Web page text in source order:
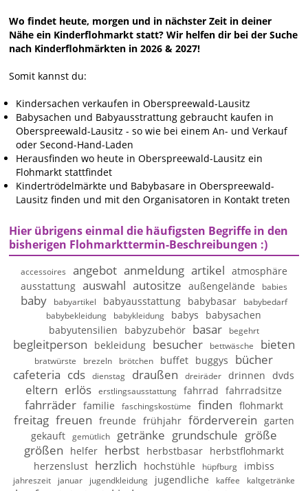
Wo findet heute, morgen und in nächster Zeit in deiner
Nähe ein Kinderflohmarkt statt? Wir helfen dir bei der Suche
nach Kinderflohmärkten in 2026 & 2027!
Somit kannst du:
Kindersachen verkaufen in Oberspreewald-Lausitz
Babysachen und Babyausstrattung gebraucht kaufen in
Oberspreewald-Lausitz - so wie bei einem An- und Verkauf
oder Second-Hand-Laden
Herausfinden wo heute in Oberspreewald-Lausitz ein
Flohmarkt stattfindet
Kindertrödelmärkte und Babybasare in Oberspreewald-
Lausitz finden und mit den Organisatoren in Kontakt treten
Hier übrigens einmal die häufigsten Begriffe in den
bisherigen Flohmarkttermin-Beschreibungen :)
accessoires angebot anmeldung artikel atmosphäre
ausstattung auswahl autositze außengelände babies
baby babyartikel babyausstattung babybasar
babybedarf
babybekleidung
babykleidung babys
babysachen
babyutensilien
babyzubehör basar begehrt
begleitperson bekleidung besucher bettwäsche bieten
bratwürste brezeln brötchen buffet buggys
bücher
cafeteria cds dienstag draußen dreiräder drinnen dvds
eltern erlös erstlingsausstattung fahrrad fahrradsitze
fahrräder familie faschingskostüme finden flohmarkt
freitag freuen freunde frühjahr förderverein garten
gekauft
gemütlich getränke grundschule größe
größen
helfer herbst herbstbasar herbstflohmarkt
herzenslust herzlich hochstühle hüpfburg imbiss
jahreszeit januar jugendkleidung jugendliche kaffee kaltgetränke